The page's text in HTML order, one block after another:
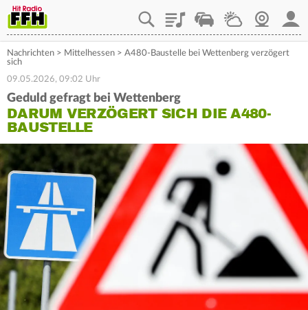
PlaylistStaupilotWetterWebcam
Nachrichten > Mittelhessen > A480-Baustelle bei Wettenberg verzögert
sich
09.05.2026, 09:02 Uhr
Geduld gefragt bei Wettenberg
DARUM VERZÖGERT SICH DIE A480-
BAUSTELLE